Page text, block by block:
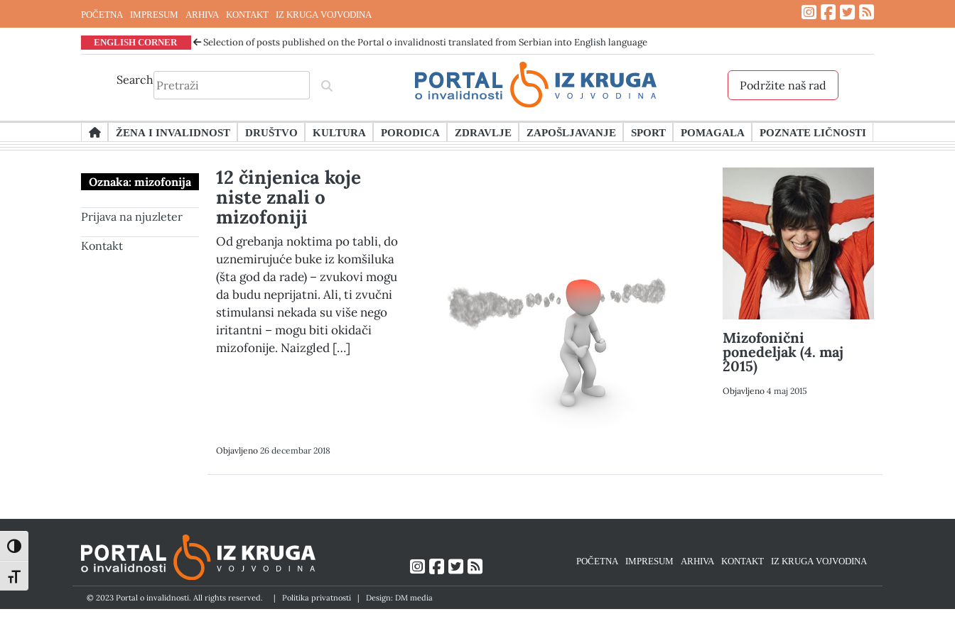
Toggle High Contrast
Toggle Font size
POČETNA IMPRESUM ARHIVA KONTAKT IZ KRUGA VOJVODINA
ENGLISH CORNER Selection of posts published on the Portal o invalidnosti translated from Serbian into English language
Search Podržite naš rad
to
content
ŽENA I INVALIDNOST DRUŠTVO KULTURA PORODICA ZDRAVLJE ZAPOŠLJAVANJE SPORT POMAGALA POZNATE LIČNOSTI
Oznaka: mizofonija
Prijava na njuzleter
Kontakt
12 činjenica koje
niste znali o
mizofoniji
Od grebanja noktima po tabli, do
uznemirujuće buke iz komšiluka
(šta god da rade) – zvukovi mogu
da budu neprijatni. Ali, ti zvučni
stimulansi nekada su više nego
iritantni – mogu biti okidači
mizofonije. Naizgled […]
Objavljeno 26 decembar 2018
Mizofonični
ponedeljak (4. maj
2015)
Objavljeno 4 maj 2015
POČETNA IMPRESUM ARHIVA KONTAKT IZ KRUGA VOJVODINA
© 2023 Portal o invalidnosti. All rights reserved. | Politika privatnosti | Design: DM media